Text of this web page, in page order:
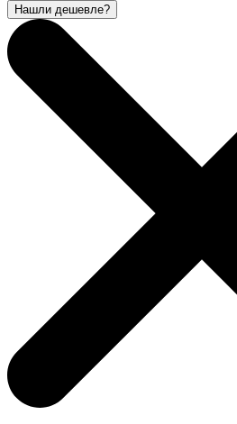
Нашли дешевле?